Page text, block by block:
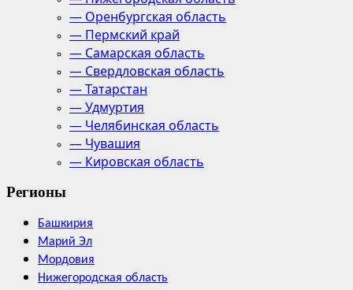
— Оренбургская область
— Пермский край
— Самарская область
— Свердловская область
— Татарстан
— Удмуртия
— Челябинская область
— Чувашия
— Кировская область
Регионы
Башкирия
Марий Эл
Мордовия
Нижегородская область